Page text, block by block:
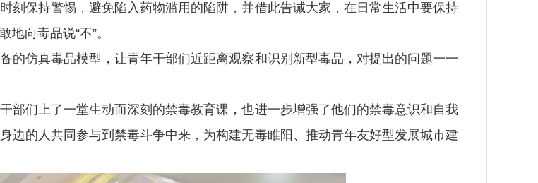
刻保持警惕，避免陷入药物滥用的陷阱，并借此告诫大家，在日常生活中要保持
向毒品说“不”。
仿真毒品模型，让青年干部们近距离观察和识别新型毒品，对提出的问题一一
们上了一堂生动而深刻的禁毒教育课，也进一步增强了他们的禁毒意识和自我
边的人共同参与到禁毒斗争中来，为构建无毒睢阳、推动青年友好型发展城市建